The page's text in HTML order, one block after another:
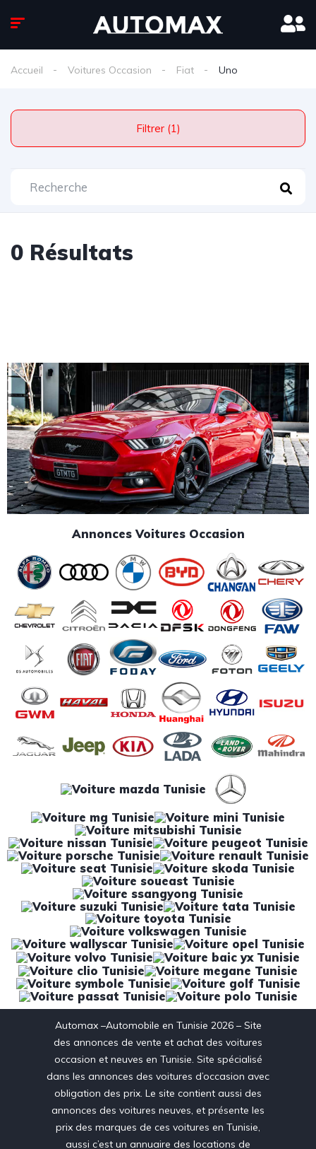
Accueil Voitures Occasion Fiat Uno
Filtrer (1)
0 Résultats
Annonces Voitures Occasion
Automax –Automobile en Tunisie 2026 – Site
des annonces de vente et achat des voitures
occasion et neuves en Tunisie. Site spécialisé
dans les annonces des voitures d’occasion avec
obligation des prix. Le site contient aussi des
annonces des voitures neuves, et présente les
prix des marques de ces voitures en Tunisie,
aussi c’est un annuaire des locations de